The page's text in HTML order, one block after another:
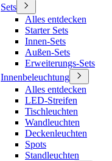
Sets
Alles entdecken
Starter Sets
Innen-Sets
Außen-Sets
Erweiterungs-Sets
Innenbeleuchtung
Alles entdecken
LED-Streifen
Tischleuchten
Wandleuchten
Deckenleuchten
Spots
Standleuchten